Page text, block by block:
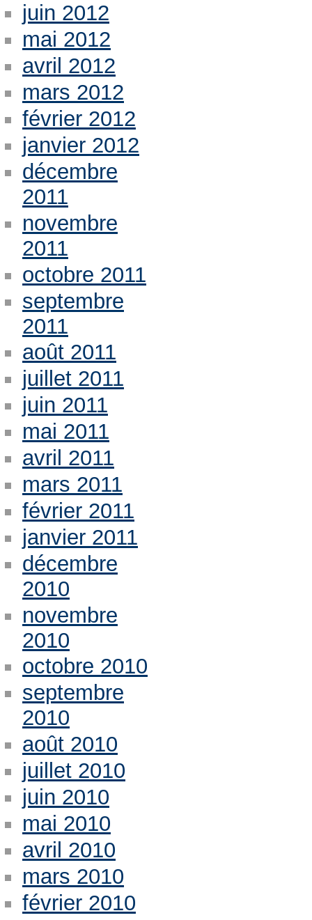
juin 2012
mai 2012
avril 2012
mars 2012
février 2012
janvier 2012
décembre
2011
novembre
2011
octobre 2011
septembre
2011
août 2011
juillet 2011
juin 2011
mai 2011
avril 2011
mars 2011
février 2011
janvier 2011
décembre
2010
novembre
2010
octobre 2010
septembre
2010
août 2010
juillet 2010
juin 2010
mai 2010
avril 2010
mars 2010
février 2010